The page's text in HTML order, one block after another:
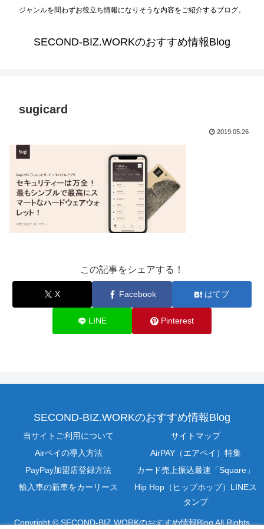
ジャンルを問わずお役立ち情報になりそうな内容をご紹介するブログ。
SECOND-BIZ.WORKのおすすめ情報Blog
sugicard
2019.05.26
この記事をシェアする！
X Facebook はてブ
LINE Pinterest
SECOND-BIZ.WORKのおすすめ情報Blog
当サイトご利用について
サイトマップ
Airペイの導入方法
AirPAY（エアペイ）特集
PayPay加盟店登録方法
カード売上振込最速「Square」
輸入車の新車をカーリース
Hip Hop（ヒップホップ）LINEス
タンプ
Copyright © SECOND-BIZ.WORKのおすすめ情報Blog All Rights